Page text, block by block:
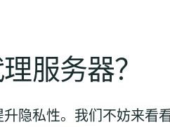
服务器？
隐私性。我们不妨来看